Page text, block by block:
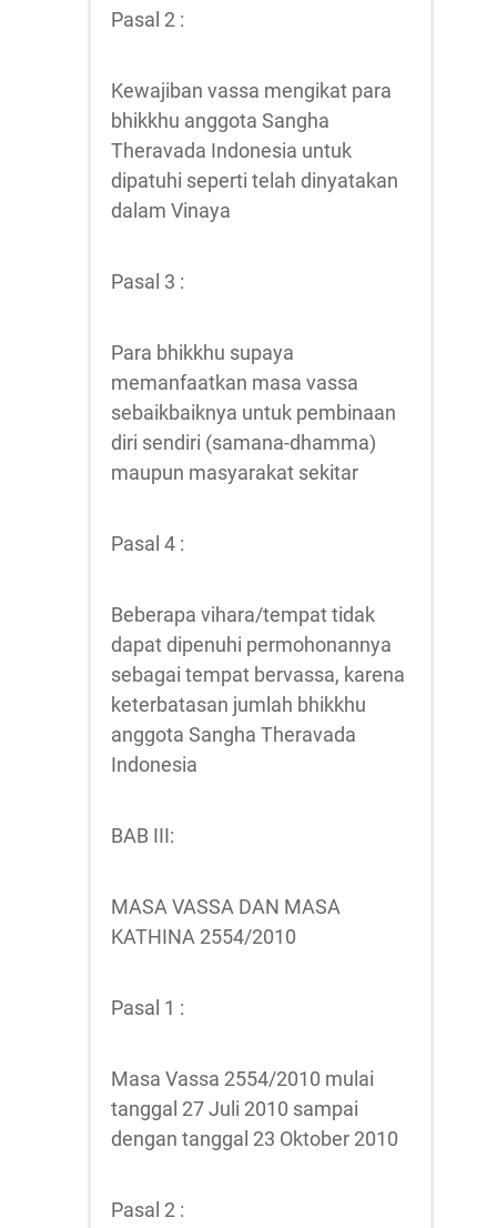
Pasal 2 :
Kewajiban vassa mengikat para
bhikkhu anggota Sangha
Theravada Indonesia untuk
dipatuhi seperti telah dinyatakan
dalam Vinaya
Pasal 3 :
Para bhikkhu supaya
memanfaatkan masa vassa
sebaik­baiknya untuk pembinaan
diri sendiri (samana-dhamma)
maupun masyarakat sekitar
Pasal 4 :
Beberapa vihara/tempat tidak
dapat dipenuhi permohonannya
sebagai tempat bervassa, karena
keterbatasan jumlah bhikkhu
anggota Sangha Theravada
Indonesia
BAB III:
MASA VASSA DAN MASA
KATHINA 2554/2010
Pasal 1 :
Masa Vassa 2554/2010 mulai
tanggal 27 Juli 2010 sampai
dengan tanggal 23 Oktober 2010
Pasal 2 :